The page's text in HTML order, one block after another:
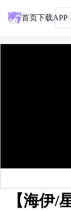
首页下载APP
请
【海伊/